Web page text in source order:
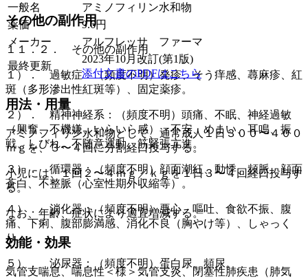
その他の副作用
１１．２． その他の副作用
１）． 過敏症：（頻度不明）発疹、そう痒感、蕁麻疹、紅
斑（多形滲出性紅斑等）、固定薬疹。
２）． 精神神経系：（頻度不明）頭痛、不眠、神経過敏
（興奮、不機嫌、いらいら感）、不安、めまい、耳鳴、振
戦、しびれ、不随意運動、筋緊張亢進。
３）． 循環器：（頻度不明）顔面潮紅、動悸、頻脈、顔面
蒼白、不整脈（心室性期外収縮等）。
４）． 消化器：（頻度不明）悪心、嘔吐、食欲不振、腹
痛、下痢、腹部膨満感、消化不良（胸やけ等）、しゃっく
り。
５）． 泌尿器：（頻度不明）蛋白尿、頻尿。
一般名
アミノフィリン水和物
薬価
9.6円
メーカー
アルフレッサ ファーマ
最終更新
2023年10月改訂(第1版)
添付文書のPDFはこちら
用法・用量
アミノフィリン水和物として、通常成人１日３００〜４００
ｍｇを、３〜４回に分割経口投与する。
小児には、１回２〜４ｍｇ／ｋｇを１日３〜４回経口投与す
る。
なお、年齢、症状により適宜増減する。
効能・効果
気管支喘息、喘息性＜様＞気管支炎、閉塞性肺疾患（肺気